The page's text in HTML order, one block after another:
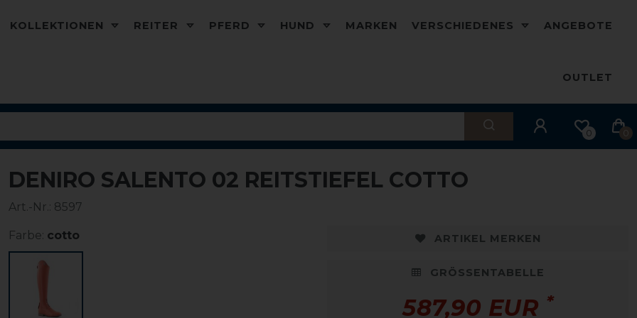
KOLLEKTIONEN REITER PFERD HUND MARKEN VERSCHIEDENES ANGEBOTE
OUTLET
0 0
DENIRO SALENTO 02 REITSTIEFEL COTTO
Art.-Nr.: 8597
Farbe: cotto ARTIKEL MERKEN
GRÖSSENTABELLE
587,90 EUR *